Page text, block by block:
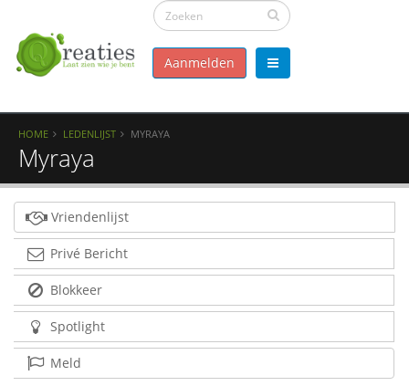
Aanmelden
HOME LEDENLIJST MYRAYA
Myraya
Vriendenlijst
Privé Bericht
Blokkeer
Spotlight
Meld